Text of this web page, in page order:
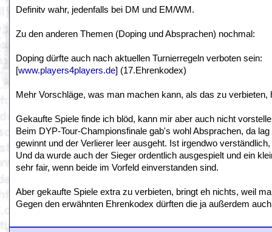
Definitv wahr, jedenfalls bei DM und EM/WM.
Zu den anderen Themen (Doping und Absprachen) nochmal:
Doping dürfte auch nach aktuellen Turnierregeln verboten sein:
[www.players4players.de] (17.Ehrenkodex)
Mehr Vorschläge, was man machen kann, als das zu verbieten,
Gekaufte Spiele finde ich blöd, kann mir aber auch nicht
Beim DYP-Tour-Championsfinale gab's wohl Absprachen, da
gewinnt und der Verlierer leer ausgeht. Ist irgendwo
Und da wurde auch der Sieger ordentlich ausgespielt und ein
sehr fair, wenn beide im Vorfeld einverstanden sind.
Aber gekaufte Spiele extra zu verbieten, bringt eh nichts, weil
Gegen den erwähnten Ehrenkodex dürften die ja außerdem